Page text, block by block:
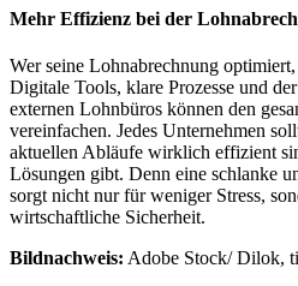
Mehr Effizienz bei der
Wer seine Lohnabrechnung
Digitale Tools, klare Prozesse und
externen Lohnbüros können den
vereinfachen. Jedes Unternehmen
aktuellen Abläufe wirklich effizient
Lösungen gibt. Denn eine schlanke
sorgt nicht nur für weniger Stress,
wirtschaftliche Sicherheit.
Bildnachweis: Adobe Stock/ Dilok,